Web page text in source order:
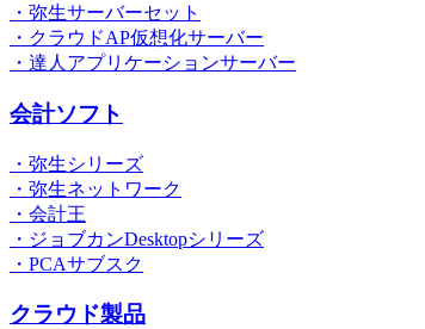
・弥生サーバーセット
・クラウドAP仮想化サーバー
・達人アプリケーションサーバー
会計ソフト
・弥生シリーズ
・弥生ネットワーク
・会計王
・ジョブカンDesktopシリーズ
・PCAサブスク
クラウド製品